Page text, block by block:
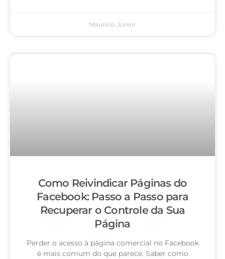
Mauricio Junior
Como Reivindicar Páginas do
Facebook: Passo a Passo para
Recuperar o Controle da Sua
Página
Perder o acesso à página comercial no Facebook
é mais comum do que parece. Saber como